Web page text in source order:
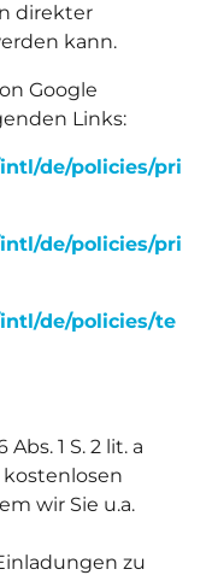
direkter
kann.
Google
Links:
de/policies/pri
de/policies/pri
de/policies/te
1 S. 2 lit. a
kostenlosen
wir Sie u.a.
zu